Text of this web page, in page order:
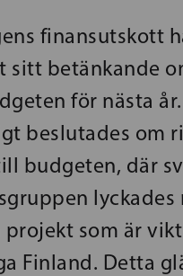
finansutskott
sitt betänkande
för nästa år.
beslutades om
budgeten, där
lyckades
som är
Finland. Detta